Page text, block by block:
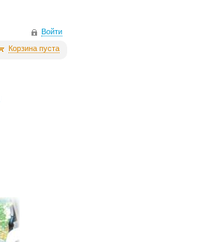
Войти
Корзина пуста